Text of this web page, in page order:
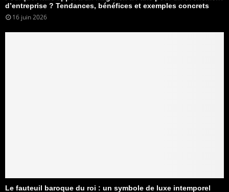
d’entreprise ? Tendances, bénéfices et exemples concrets
16 juin 2026
Le fauteuil baroque du roi : un symbole de luxe intemporel